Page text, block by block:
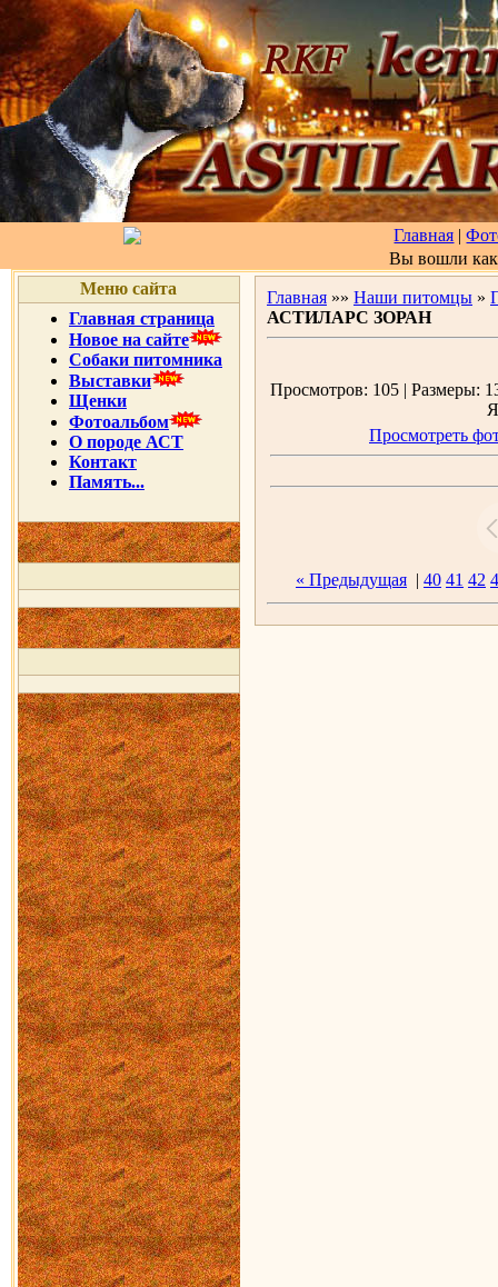
Главная |
Вы вошли
Меню сайта
Главная страница
Новое на сайте
Собаки питомника
Выставки
Щенки
Фотоальбом
О породе АСТ
Контакт
Память...
Главная »» Наши питомцы »
АСТИЛАРС ЗОРАН
Просмотров: 105 | Размеры:
Просмотреть
« Предыдущая | 40 41 42